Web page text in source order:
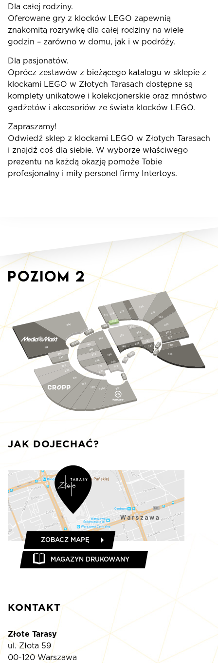
Dla całej rodziny.
Oferowane gry z klocków LEGO zapewnią
znakomitą rozrywkę dla całej rodziny na wiele
godzin – zarówno w domu, jak i w podróży.
Dla pasjonatów.
Oprócz zestawów z bieżącego katalogu w sklepie z
klockami LEGO w Złotych Tarasach dostępne są
komplety unikatowe i kolekcjonerskie oraz mnóstwo
gadżetów i akcesoriów ze świata klocków LEGO.
Zapraszamy!
Odwiedź sklep z klockami LEGO w Złotych Tarasach
i znajdź coś dla siebie. W wyborze właściwego
prezentu na każdą okazję pomoże Tobie
profesjonalny i miły personel firmy Intertoys.
Poziom2
220
221
222
223
219
218
214
210
256
259
261
255
206
201
241
240
227a
227
212
228a
215
262
263
S232
S233
228
265
266
S231
S230
S229a
208
248
268
269
246
245
278
276
272
275
273
237
235
234
233
230 230a
S229
229
KONTAKT
Złote Tarasy
ul. Złota 59
00-120 Warszawa
JAK DOJECHAĆ?
ZOBACZ MAPĘ
MAGAZYN DRUKOWANY